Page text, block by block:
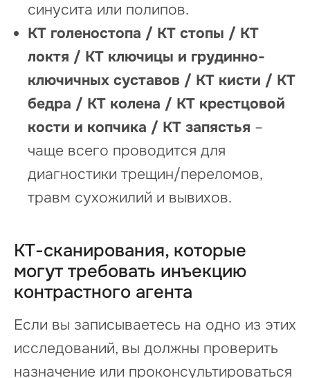
синусита или полипов.
КТ голеностопа / КТ стопы / КТ
локтя / КТ ключицы и грудинно-
ключичных суставов / КТ кисти / КТ
бедра / КТ колена / КТ крестцовой
кости и копчика / КТ запястья –
чаще всего проводится для
диагностики трещин/переломов,
травм сухожилий и вывихов.
КТ-сканирования, которые
могут требовать инъекцию
контрастного агента
Если вы записываетесь на одно из этих
исследований, вы должны проверить
назначение или проконсультироваться